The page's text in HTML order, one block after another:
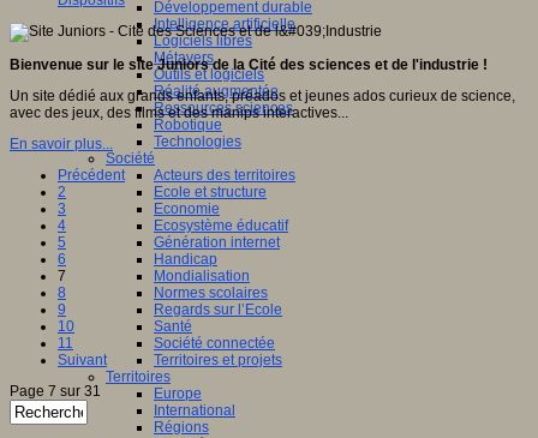
Développement durable
Intelligence artificielle
Logiciels libres
Métavers
Outils et logiciels
Réalité augmentée
Ressources sciences
Robotique
Technologies
Société
Acteurs des territoires
Ecole et structure
Economie
Ecosystème éducatif
Génération internet
Handicap
Mondialisation
Normes scolaires
Regards sur l’Ecole
Santé
Société connectée
Territoires et projets
Territoires
Europe
International
Régions
Bienvenue sur le site Juniors de la Cité des sciences et de l'industrie !
Un site dédié aux grands enfants, préados et jeunes ados curieux de science,
avec des jeux, des films et des manips interactives...
En savoir plus...
Précédent
2
3
4
5
6
7
8
9
10
11
Suivant
Page 7 sur 31